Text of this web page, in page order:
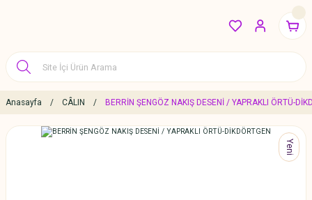
Anasayfa CÂLIN BERRİN ŞENGÖZ NAKIŞ DESENİ / YAPRAKLI ÖRTÜ-
Yeni